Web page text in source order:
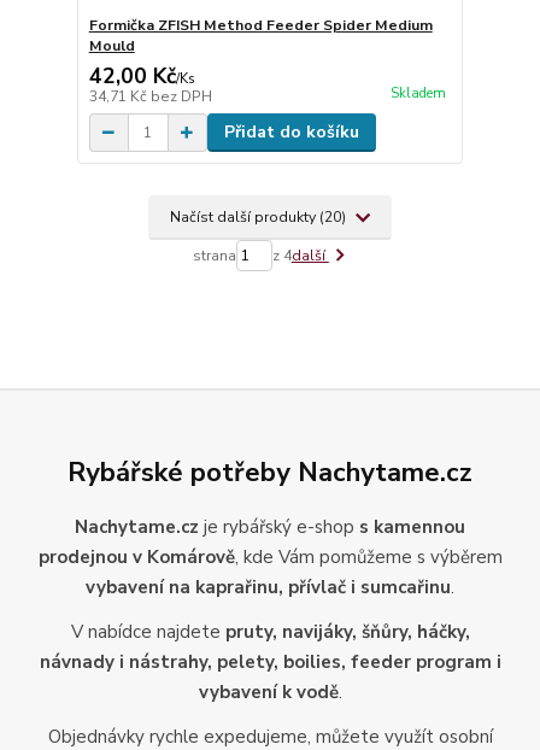
Formička ZFISH Method Feeder Spider Medium
Mould
42,00 Kč/Ks
34,71 Kč bez DPH Skladem
Přidat do košíku
Načíst další produkty (20)
strana z 4další
Rybářské potřeby Nachytame.cz
Nachytame.cz je rybářský e-shop s kamennou
prodejnou v Komárově, kde Vám pomůžeme s výběrem
vybavení na kaprařinu, přívlač i sumcařinu.
V nabídce najdete pruty, navijáky, šňůry, háčky,
návnady i nástrahy, pelety, boilies, feeder program i
vybavení k vodě.
Objednávky rychle expedujeme, můžete využít osobní